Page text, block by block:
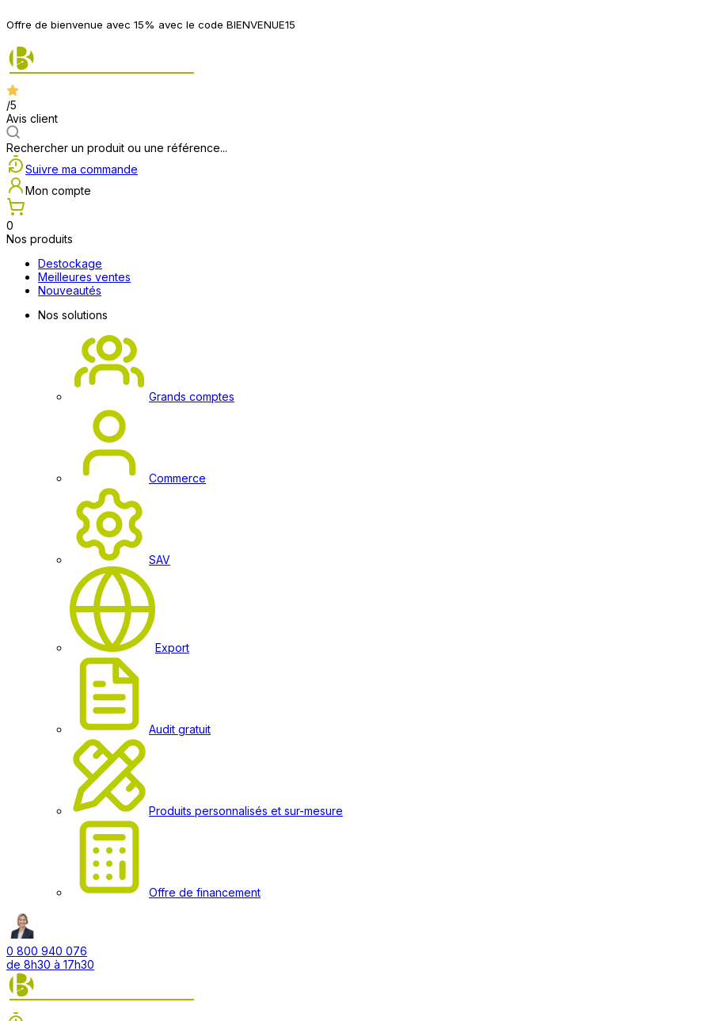
Offre de bienvenue avec 15% avec le code BIENVENUE15
/5
Avis client
Rechercher un produit ou une référence...
Suivre ma commande
Mon compte
0
Nos produits
Destockage
Meilleures ventes
Nouveautés
Nos solutions
Grands comptes
Commerce
SAV
Export
Audit gratuit
Produits personnalisés et sur-mesure
Offre de financement
0 800 940 076
de 8h30 à 17h30